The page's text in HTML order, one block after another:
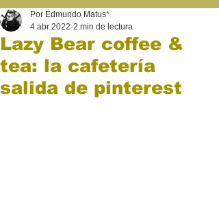
Lazy Bear coffee &
tea: la cafetería
salida de pinterest
Por Edmundo Matus*
4 abr 2022 2 min de lectura